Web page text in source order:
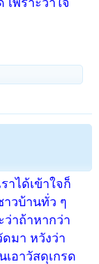
เพราะว่าใจ
าได้เข้าใจก็
าวบ้านทั่ว ๆ
ว่าถ้าหากว่า
มา หวังว่า
อาวัสดุเกรด